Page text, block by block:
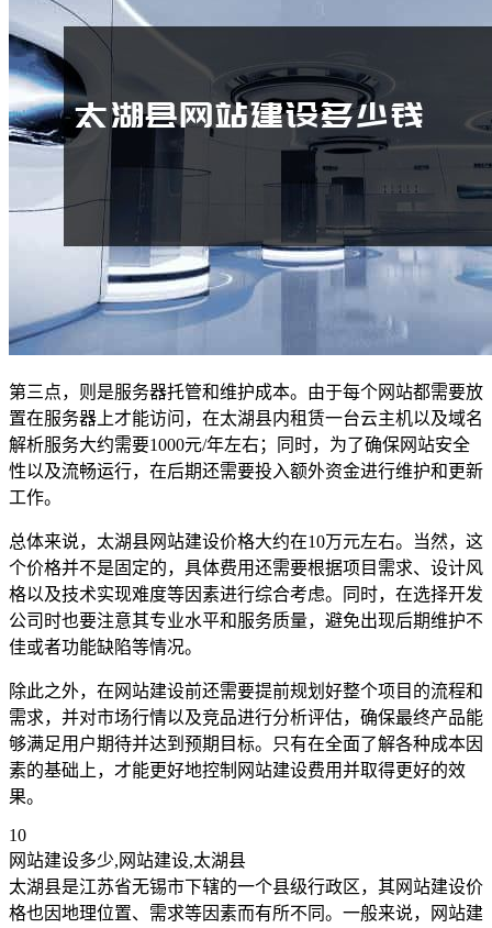
第三点，则是服务器托管和维护成本。由于每个网站都需要放
置在服务器上才能访问，在太湖县内租赁一台云主机以及域名
解析服务大约需要1000元/年左右；同时，为了确保网站安全
性以及流畅运行，在后期还需要投入额外资金进行维护和更新
工作。
总体来说，太湖县网站建设价格大约在10万元左右。当然，这
个价格并不是固定的，具体费用还需要根据项目需求、设计风
格以及技术实现难度等因素进行综合考虑。同时，在选择开发
公司时也要注意其专业水平和服务质量，避免出现后期维护不
佳或者功能缺陷等情况。
除此之外，在网站建设前还需要提前规划好整个项目的流程和
需求，并对市场行情以及竞品进行分析评估，确保最终产品能
够满足用户期待并达到预期目标。只有在全面了解各种成本因
素的基础上，才能更好地控制网站建设费用并取得更好的效
果。
10
网站建设多少,网站建设,太湖县
太湖县是江苏省无锡市下辖的一个县级行政区，其网站建设价
格也因地理位置、需求等因素而有所不同。一般来说，网站建